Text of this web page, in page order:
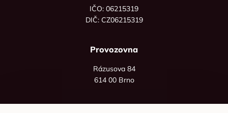
IČO: 06215319
DIČ: CZ06215319
Provozovna
Rázusova 84
614 00 Brno